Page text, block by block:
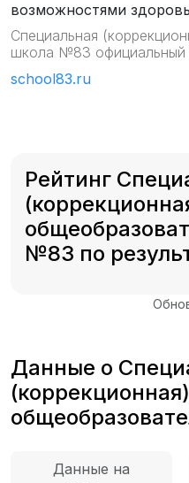
возможностями
Специальная
школа №83 официальный
school83.ru
Рейтинг
№83 по
Данные о
(коррекционная)
Данные на